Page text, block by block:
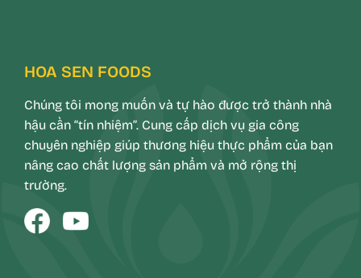
HOA SEN FOODS
Chúng tôi mong muốn và tự hào được trở thành nhà
hậu cần “tín nhiệm”. Cung cấp dịch vụ gia công
chuyên nghiệp giúp thương hiệu thực phẩm của bạn
nâng cao chất lượng sản phẩm và mở rộng thị
trường.